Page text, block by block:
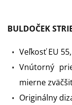
BULDOČEK
Veľkosť EU
Vnútorný
mierne
Originálny